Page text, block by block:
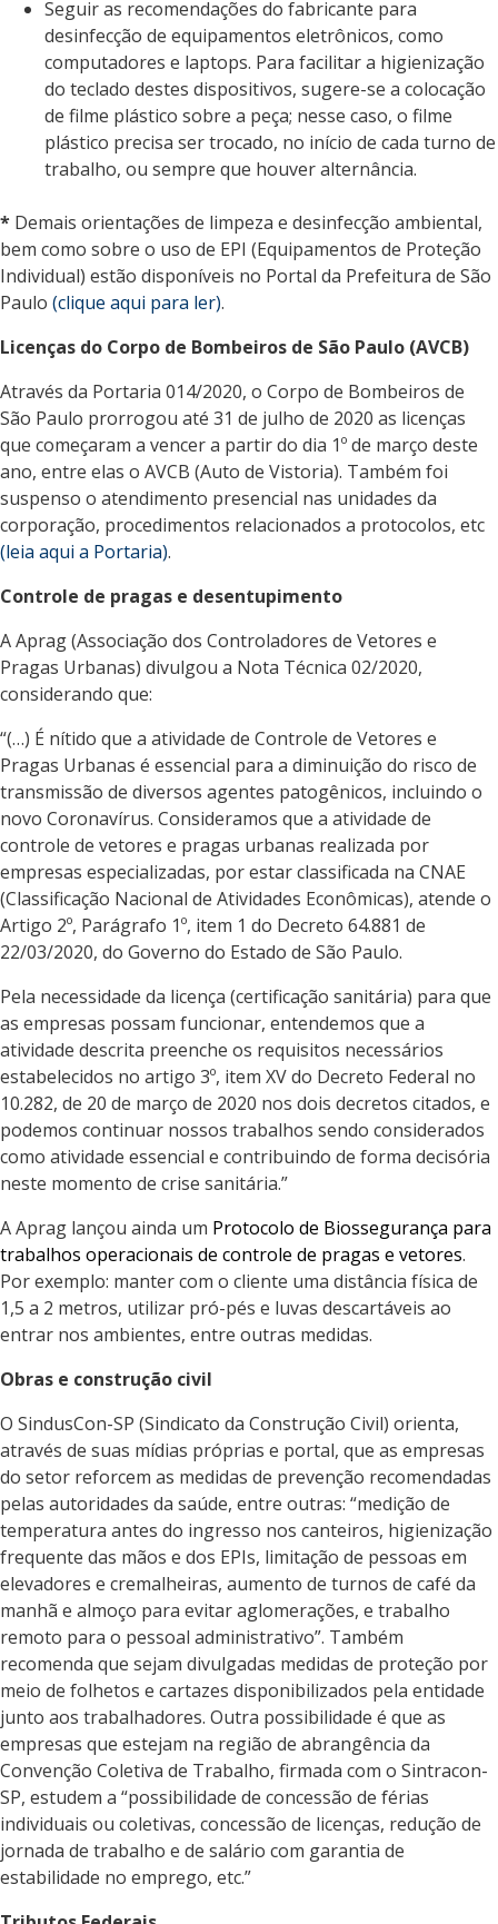
Seguir as recomendações do fabricante para
desinfecção de equipamentos eletrônicos, como
computadores e laptops. Para facilitar a higienização
do teclado destes dispositivos, sugere-se a colocação
de filme plástico sobre a peça; nesse caso, o filme
plástico precisa ser trocado, no início de cada turno de
trabalho, ou sempre que houver alternância.
* Demais orientações de limpeza e desinfecção ambiental,
bem como sobre o uso de EPI (Equipamentos de Proteção
Individual) estão disponíveis no Portal da Prefeitura de São
Paulo (clique aqui para ler).
Licenças do Corpo de Bombeiros de São Paulo (AVCB)
Através da Portaria 014/2020, o Corpo de Bombeiros de
São Paulo prorrogou até 31 de julho de 2020 as licenças
que começaram a vencer a partir do dia 1º de março deste
ano, entre elas o AVCB (Auto de Vistoria). Também foi
suspenso o atendimento presencial nas unidades da
corporação, procedimentos relacionados a protocolos, etc
(leia aqui a Portaria).
Controle de pragas e desentupimento
A Aprag (Associação dos Controladores de Vetores e
Pragas Urbanas) divulgou a Nota Técnica 02/2020,
considerando que:
“(…) É nítido que a atividade de Controle de Vetores e
Pragas Urbanas é essencial para a diminuição do risco de
transmissão de diversos agentes patogênicos, incluindo o
novo Coronavírus. Consideramos que a atividade de
controle de vetores e pragas urbanas realizada por
empresas especializadas, por estar classificada na CNAE
(Classificação Nacional de Atividades Econômicas), atende o
Artigo 2º, Parágrafo 1º, item 1 do Decreto 64.881 de
22/03/2020, do Governo do Estado de São Paulo.
Pela necessidade da licença (certificação sanitária) para que
as empresas possam funcionar, entendemos que a
atividade descrita preenche os requisitos necessários
estabelecidos no artigo 3º, item XV do Decreto Federal no
10.282, de 20 de março de 2020 nos dois decretos citados, e
podemos continuar nossos trabalhos sendo considerados
como atividade essencial e contribuindo de forma decisória
neste momento de crise sanitária.”
A Aprag lançou ainda um Protocolo de Biossegurança para
trabalhos operacionais de controle de pragas e vetores.
Por exemplo: manter com o cliente uma distância física de
1,5 a 2 metros, utilizar pró-pés e luvas descartáveis ao
entrar nos ambientes, entre outras medidas.
Obras e construção civil
O SindusCon-SP (Sindicato da Construção Civil) orienta,
através de suas mídias próprias e portal, que as empresas
do setor reforcem as medidas de prevenção recomendadas
pelas autoridades da saúde, entre outras: “medição de
temperatura antes do ingresso nos canteiros, higienização
frequente das mãos e dos EPIs, limitação de pessoas em
elevadores e cremalheiras, aumento de turnos de café da
manhã e almoço para evitar aglomerações, e trabalho
remoto para o pessoal administrativo”. Também
recomenda que sejam divulgadas medidas de proteção por
meio de folhetos e cartazes disponibilizados pela entidade
junto aos trabalhadores. Outra possibilidade é que as
empresas que estejam na região de abrangência da
Convenção Coletiva de Trabalho, firmada com o Sintracon-
SP, estudem a “possibilidade de concessão de férias
individuais ou coletivas, concessão de licenças, redução de
jornada de trabalho e de salário com garantia de
estabilidade no emprego, etc.”